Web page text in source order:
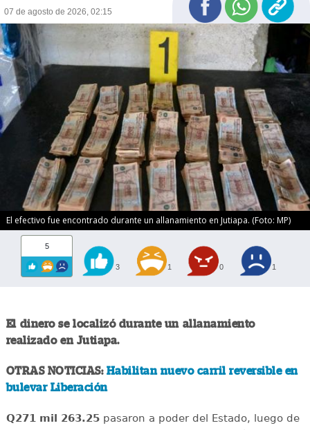
07 de agosto de 2026, 02:15
El efectivo fue encontrado durante un allanamiento en Jutiapa. (Foto: MP)
5
3 1 0 1
El dinero se localizó durante un allanamiento
realizado en Jutiapa.
OTRAS NOTICIAS: Habilitan nuevo carril reversible en
bulevar Liberación
Q271 mil 263.25pasaron a poder del Estado, luego de